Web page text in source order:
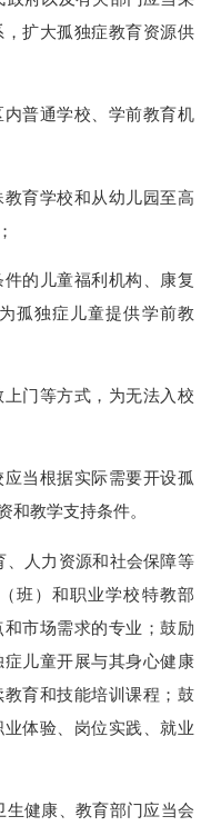
扩大孤独症教育资源供
普通学校、学前教育机
育学校和从幼儿园至高
的儿童福利机构、康复
孤独症儿童提供学前教
门等方式，为无法入校
当根据实际需要开设孤
和教学支持条件。
、人力资源和社会保障等
班）和职业学校特教部
和市场需求的专业；鼓励
儿童开展与其身心健康
育和技能培训课程；鼓
体验、岗位实践、就业
生健康、教育部门应当会